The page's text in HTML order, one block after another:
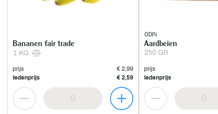
1 KG
Bananen fair trade
prijs
€ 2,99
ledenprijs
€ 2,59
ODIN
250 GR
Aardbeien
prijs
ledenprijs